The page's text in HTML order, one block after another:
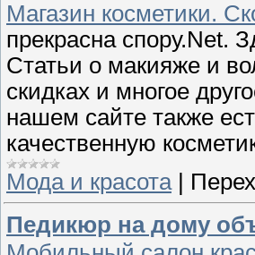
Магазин косметики.
прекрасна спору.Net.
Статьи о макияже и
скидках и многое
нашем сайте также
качественную
Мода и красота|
Педикюр на дому